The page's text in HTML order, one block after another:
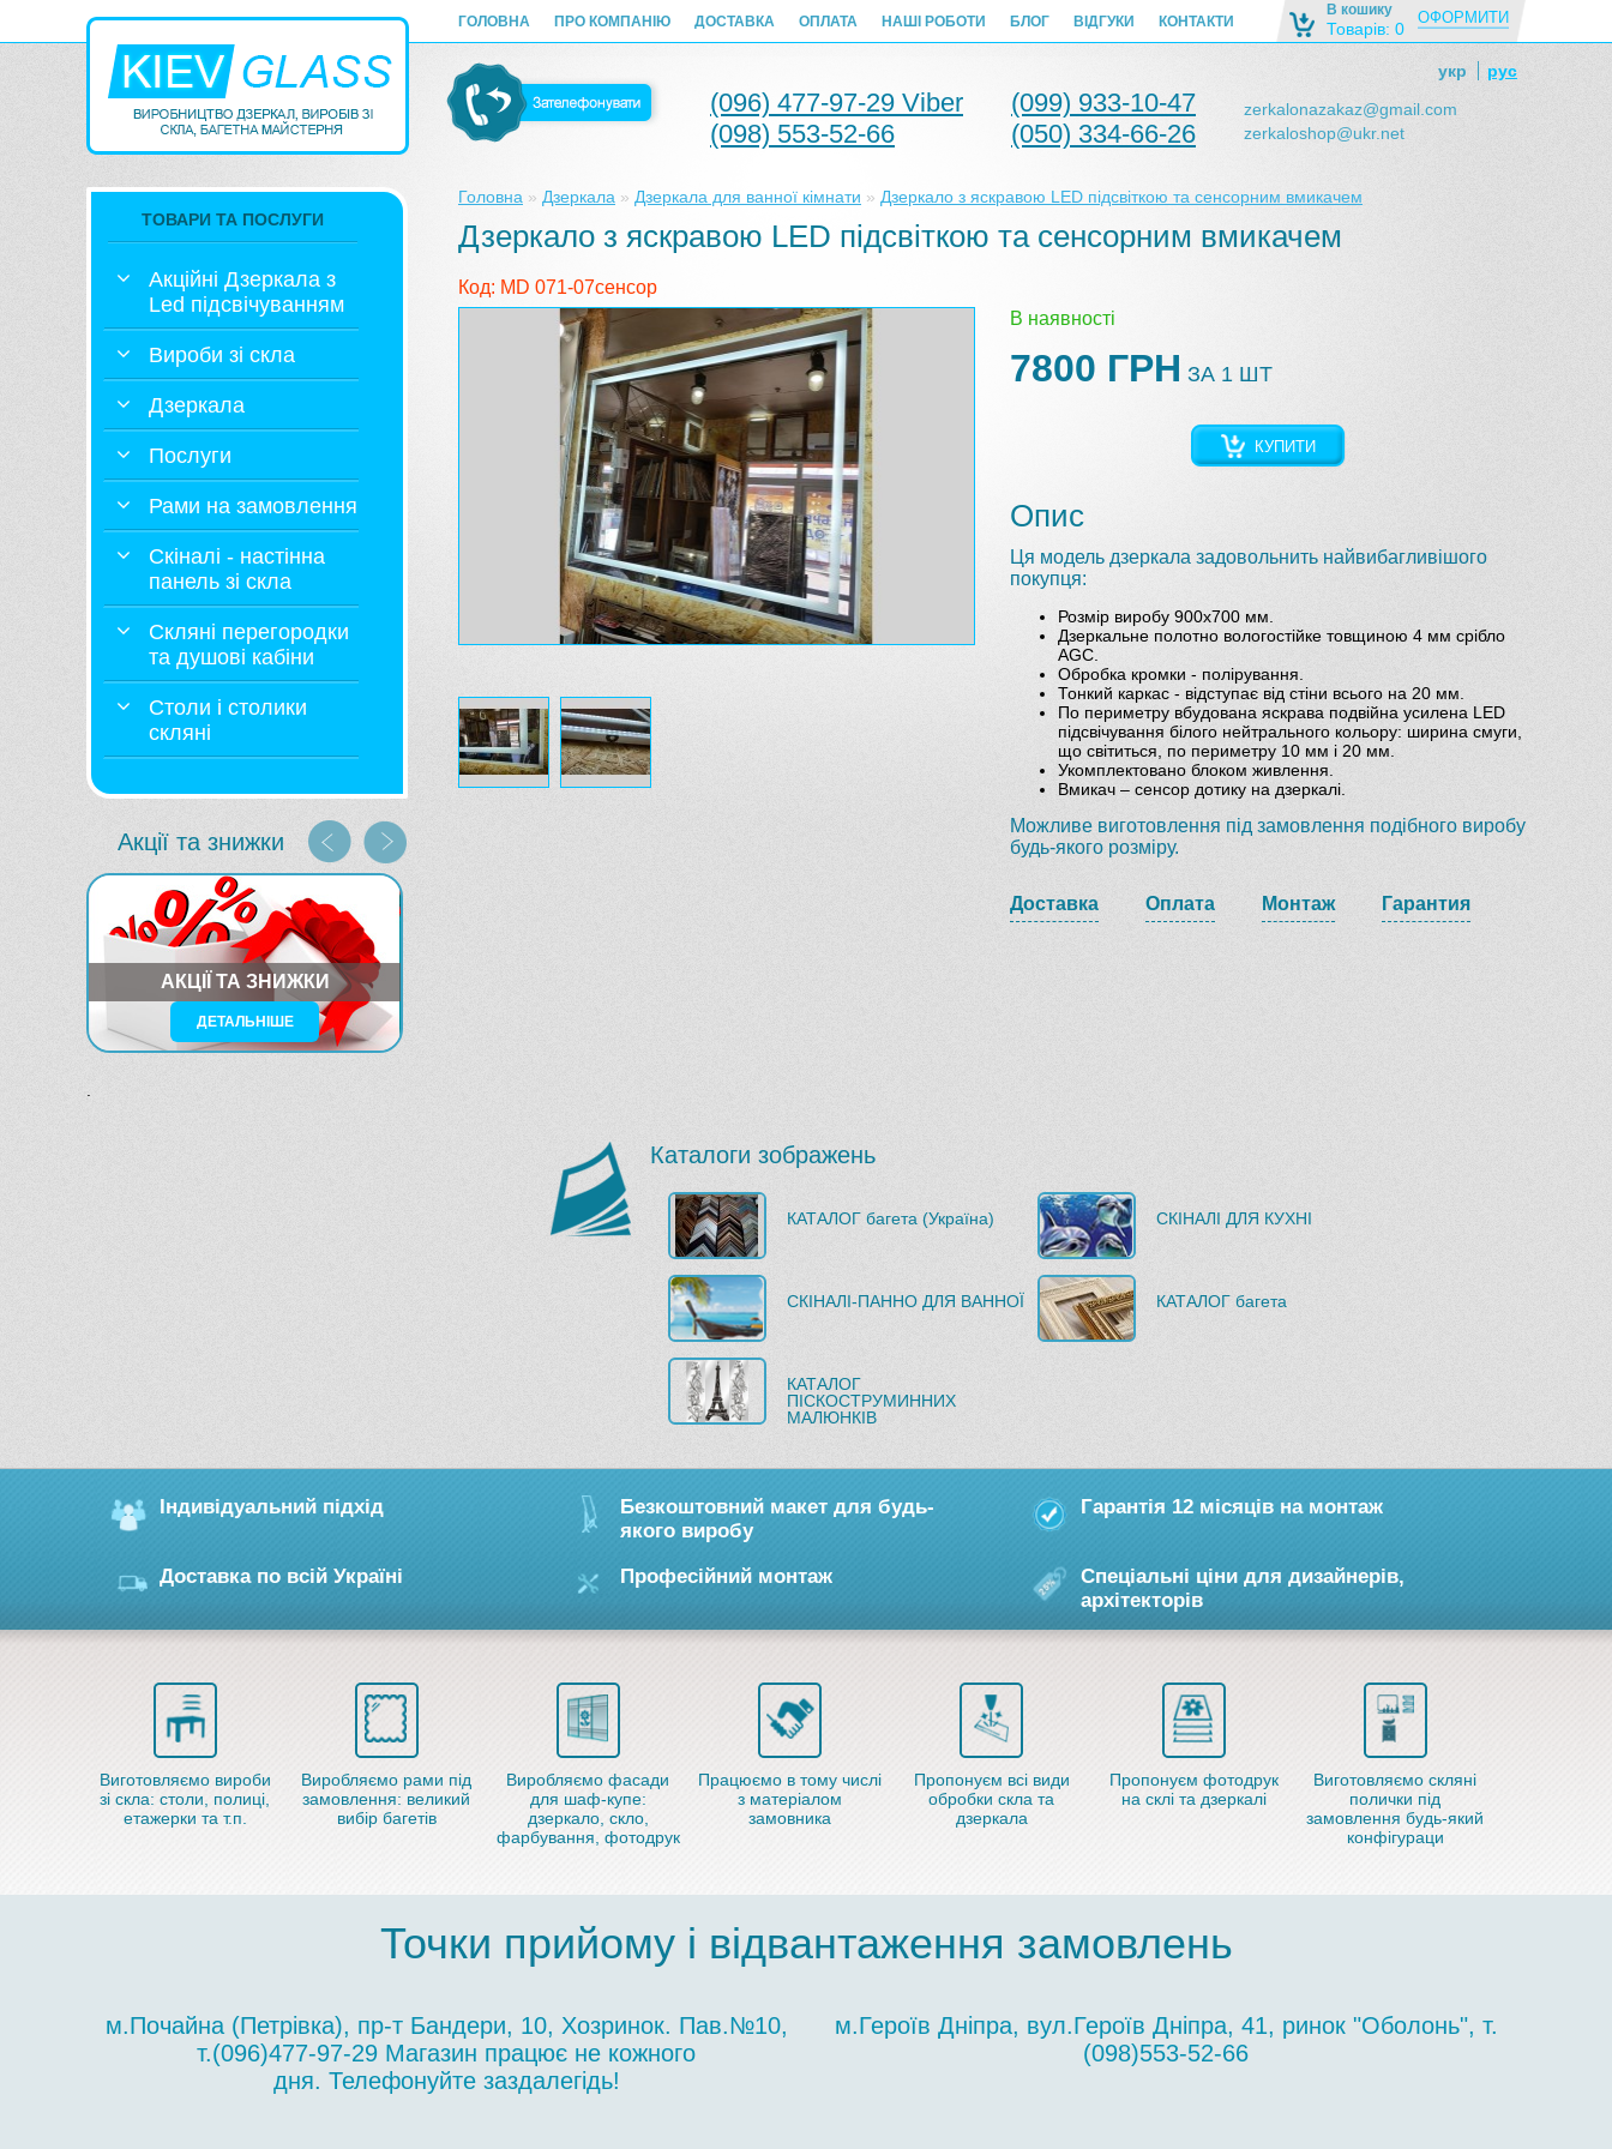
В кошику
Товарів: 0
ОФОРМИТИ
ГОЛОВНА ПРО КОМПАНІЮ ДОСТАВКА ОПЛАТА НАШІ РОБОТИ БЛОГ ВІДГУКИ КОНТАКТИ
(096) 477-97-29 Viber
(098) 553-52-66
(099) 933-10-47
(050) 334-66-26
zerkalonazakaz@gmail.com
zerkaloshop@ukr.net
укр рус
ТОВАРИ ТА ПОСЛУГИ
Акційні Дзеркала з
Led підсвічуванням
Вироби зі скла
Дзеркала
Послуги
Рами на замовлення
Скіналі - настінна
панель зі скла
Скляні перегородки
та душові кабіни
Столи і столики
скляні
Акції та знижки
АКЦІЇ ТА ЗНИЖКИ
ДЕТАЛЬНІШЕ
Головна » Дзеркала » Дзеркала для ванної кімнати » Дзеркало з яскравою LED підсвіткою та сенсорним вмикачем
Дзеркало з яскравою LED підсвіткою та сенсорним вмикачем
Код: MD 071-07сенсор
В наявності
7800 ГРН ЗА 1 ШТ
КУПИТИ
Опис
Ця модель дзеркала задовольнить найвибагливішого
покупця:
Розмір виробу 900х700 мм.
Дзеркальне полотно вологостійке товщиною 4 мм срібло
AGC.
Обробка кромки - полірування.
Тонкий каркас - відступає від стіни всього на 20 мм.
По периметру вбудована яскрава подвійна усилена LED
підсвічування білого нейтрального кольору: ширина смуги,
що світиться, по периметру 10 мм і 20 мм.
Укомплектовано блоком живлення.
Вмикач – сенсор дотику на дзеркалі.
Можливе виготовлення під замовлення подібного виробу
будь-якого розміру.
Доставка Оплата Монтаж Гарантия
Каталоги зображень
КАТАЛОГ багета (Україна) СКІНАЛІ ДЛЯ КУХНІ
СКІНАЛІ-ПАННО ДЛЯ ВАННОЇ КАТАЛОГ багета
КАТАЛОГ
ПІСКОСТРУМИННИХ
МАЛЮНКІВ
Індивідуальний підхід
Безкоштовний макет для будь-
якого виробу
Гарантія 12 місяців на монтаж
Доставка по всій Україні Професійний монтаж
Спеціальні ціни для дизайнерів,
архітекторів
Виготовляємо вироби
зі скла: столи, полиці,
етажерки та т.п.
Виробляємо рами під
замовлення: великий
вибір багетів
Виробляємо фасади
для шаф-купе:
дзеркало, скло,
фарбування, фотодрук
Працюємо в тому числі
з матеріалом
замовника
Пропонуєм всі види
обробки скла та
дзеркала
Пропонуєм фотодрук
на склі та дзеркалі
Виготовляємо скляні
полички під
замовлення будь-який
конфігураци
Точки прийому і відвантаження замовлень
м.Почайна (Петрівка), пр-т Бандери, 10, Хозринок. Пав.№10,
т.(096)477-97-29 Магазин працює не кожного
дня. Телефонуйте заздалегідь!
м.Героїв Дніпра, вул.Героїв Дніпра, 41, ринок "Оболонь", т.
(098)553-52-66